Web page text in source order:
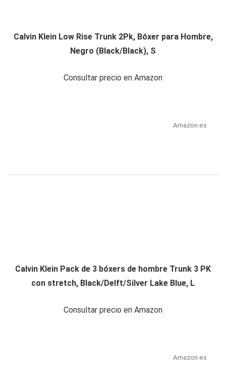
Calvin Klein Low Rise Trunk 2Pk, Bóxer para Hombre,
Negro (Black/Black), S
Consultar precio en Amazon
Amazon.es
Calvin Klein Pack de 3 bóxers de hombre Trunk 3 PK
con stretch, Black/Delft/Silver Lake Blue, L
Consultar precio en Amazon
Amazon.es